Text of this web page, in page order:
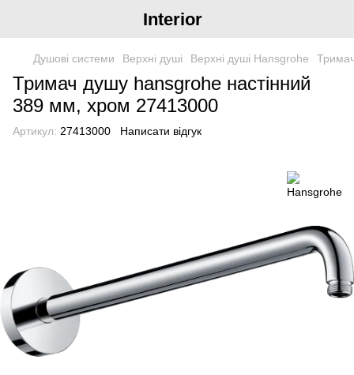
Interior
Душові системи Верхні душі Верхні душі Hansgrohe
Тримач душу hansgrohe настінний
389 мм, хром 27413000
Артикул: 27413000 Написати відгук